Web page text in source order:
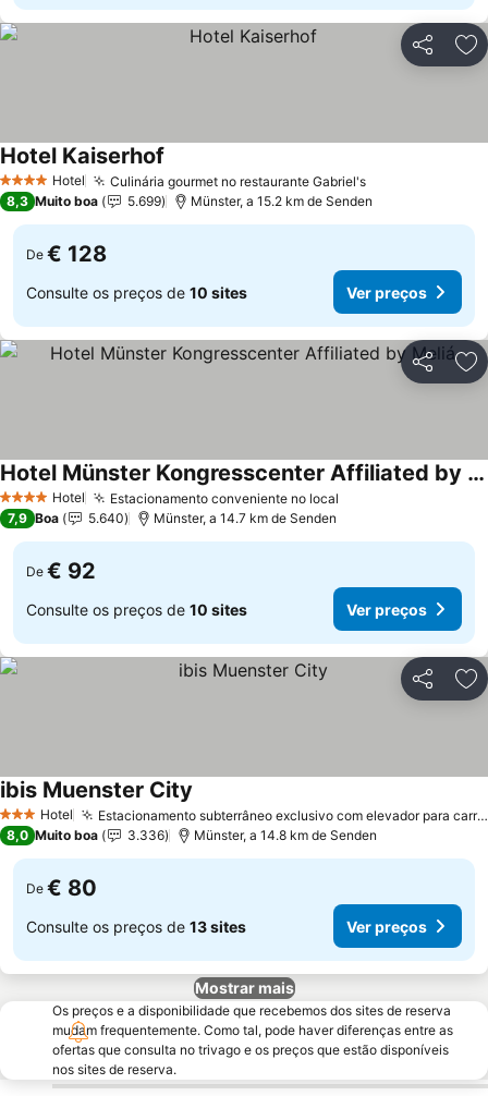
Partilhar
4 EstrelasHotel Culinária gourmet no restaurante Gabriel's
Hotel Kaiserhof
8,3 Muito boa 5.699 Münster, a 15.2 km de Senden
De € 128
Consulte os preços de 10 sites Ver preços
Partilhar
4 EstrelasHotel Estacionamento conveniente no local
Hotel Münster Kongresscenter Affiliated by Meliá
7,9 Boa 5.640 Münster, a 14.7 km de Senden
De € 92
Consulte os preços de 10 sites Ver preços
Partilhar
3 EstrelasHotel Estacionamento subterrâneo exclusivo com elevador para carros
ibis Muenster City
8,0 Muito boa 3.336 Münster, a 14.8 km de Senden
De € 80
Consulte os preços de 13 sites Ver preços
Mostrar mais
Os preços e a disponibilidade que recebemos dos sites de reserva
mudam frequentemente. Como tal, pode haver diferenças entre as
ofertas que consulta no trivago e os preços que estão disponíveis
nos sites de reserva.